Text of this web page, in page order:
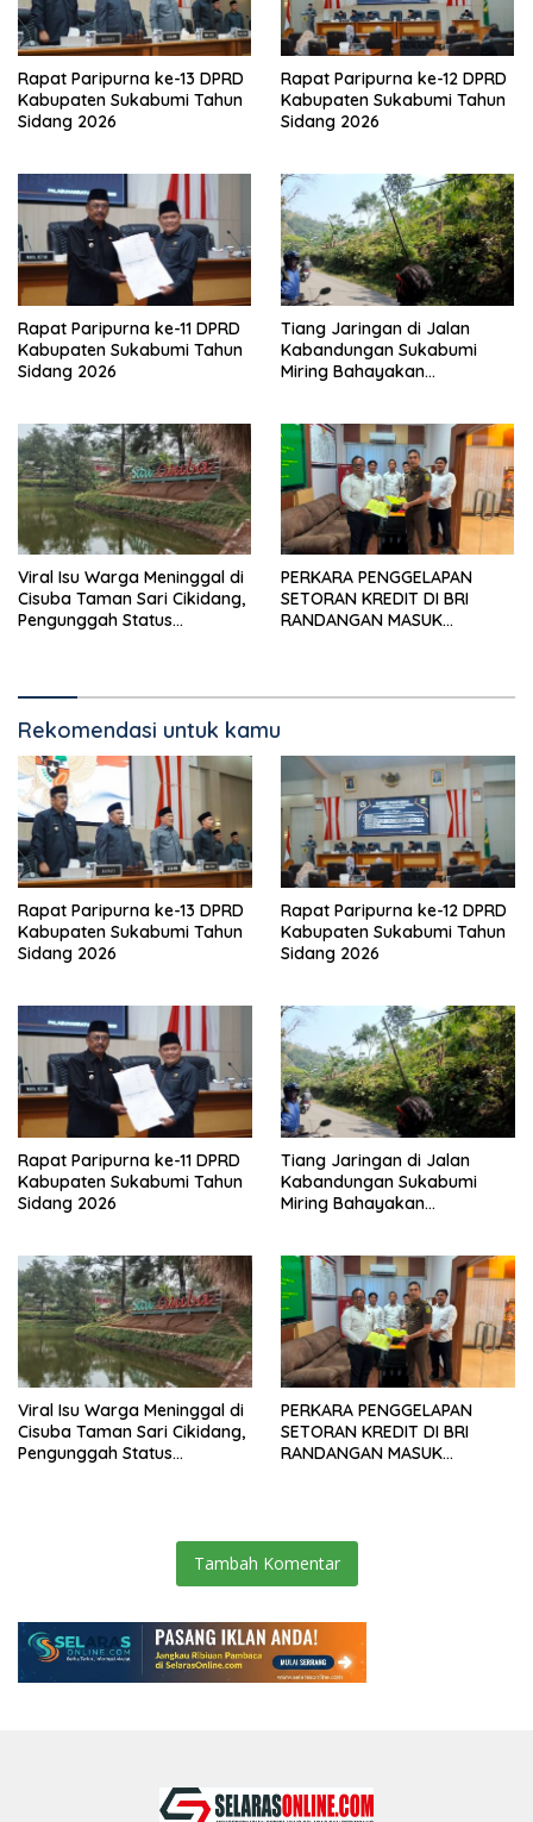
Rapat Paripurna ke-13 DPRD
Kabupaten Sukabumi Tahun
Sidang 2026
Rapat Paripurna ke-12 DPRD
Kabupaten Sukabumi Tahun
Sidang 2026
Rapat Paripurna ke-11 DPRD
Kabupaten Sukabumi Tahun
Sidang 2026
Tiang Jaringan di Jalan
Kabandungan Sukabumi
Miring Bahayakan
Viral Isu Warga Meninggal di
Cisuba Taman Sari Cikidang,
Pengunggah Status
PERKARA PENGGELAPAN
SETORAN KREDIT DI BRI
RANDANGAN MASUK
Rekomendasi untuk kamu
Rapat Paripurna ke-13 DPRD
Kabupaten Sukabumi Tahun
Sidang 2026
Rapat Paripurna ke-12 DPRD
Kabupaten Sukabumi Tahun
Sidang 2026
Rapat Paripurna ke-11 DPRD
Kabupaten Sukabumi Tahun
Sidang 2026
Tiang Jaringan di Jalan
Kabandungan Sukabumi
Miring Bahayakan
Viral Isu Warga Meninggal di
Cisuba Taman Sari Cikidang,
Pengunggah Status
PERKARA PENGGELAPAN
SETORAN KREDIT DI BRI
RANDANGAN MASUK
Tambah Komentar